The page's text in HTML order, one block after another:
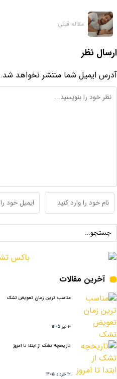
مقاله قبلی:
ارسال نظر
آدرس ایمیل شما منتشر نخواهد شد.
آخرین مقالات
مناسب ترین زمان تعویض تشک
10 تیر 1405
تاریخچه تشک از ابتدا تا امروز
12 خرداد 1405